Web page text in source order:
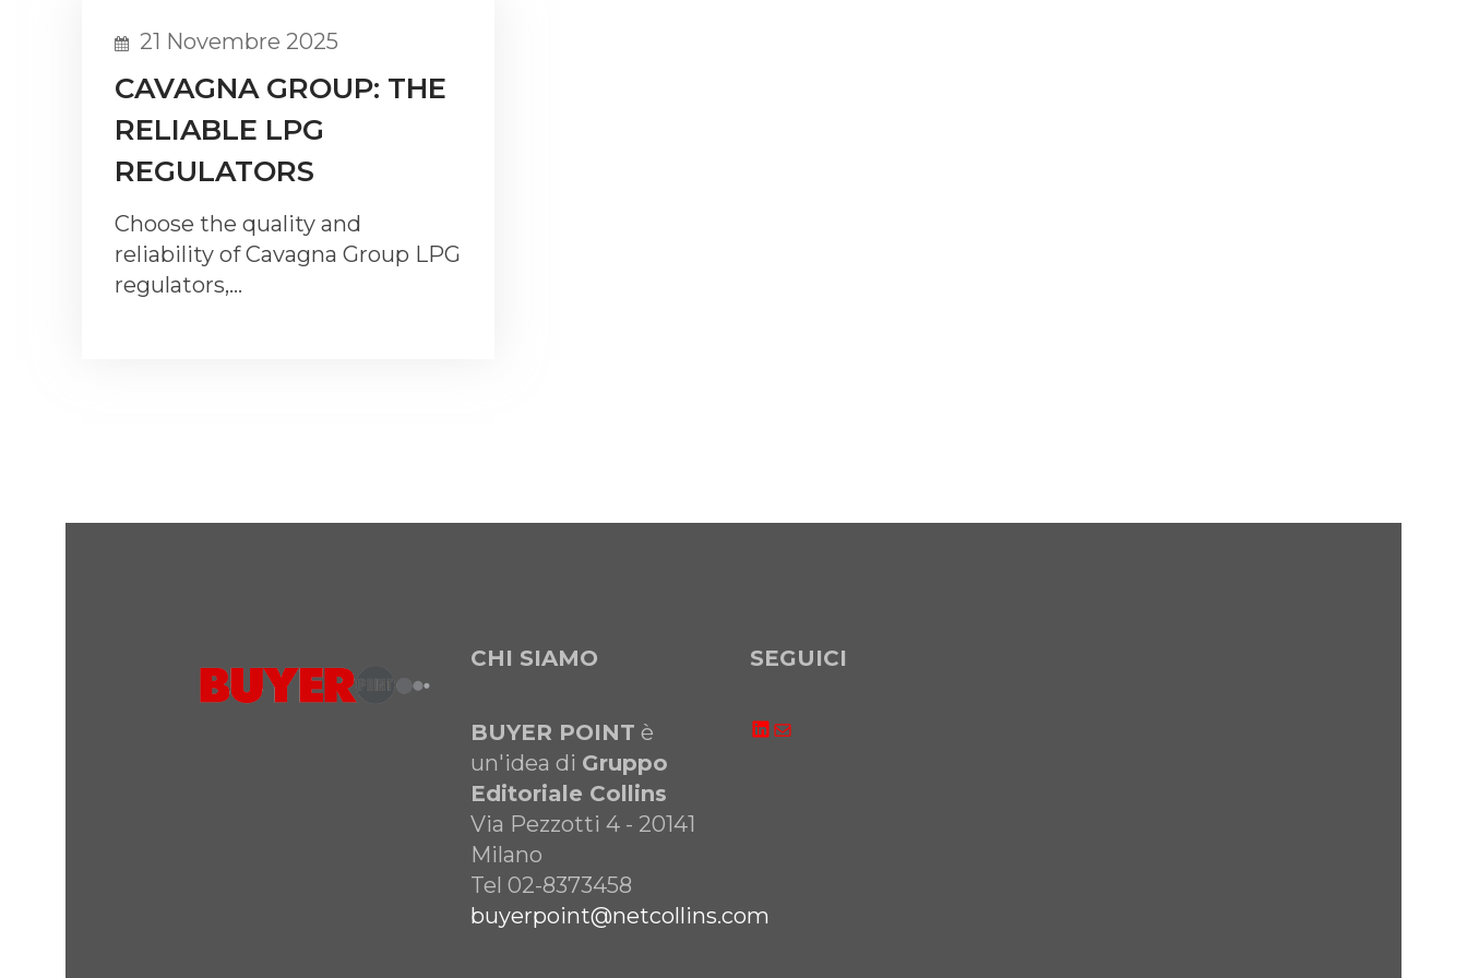
21 Novembre 2025
CAVAGNA GROUP: THE
RELIABLE LPG
REGULATORS
Choose the quality and
reliability of Cavagna Group LPG
regulators,…
CHI SIAMO
BUYER POINT è
un'idea di Gruppo
Editoriale Collins
Via Pezzotti 4 - 20141
Milano
Tel 02-8373458
buyerpoint@netcollins.com
SEGUICI